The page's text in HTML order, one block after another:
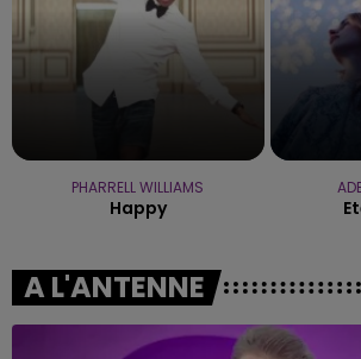
PHARRELL WILLIAMS
Happy
A L'ANTENNE